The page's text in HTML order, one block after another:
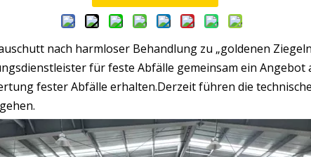
nach harmloser Behandlung zu „goldenen
für feste Abfälle gemeinsam ein Angebot
fester Abfälle erhalten.Derzeit führen die